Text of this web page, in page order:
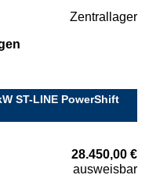
Zentrallager
ST-LINE PowerShift
28.450,00 €
ausweisbar